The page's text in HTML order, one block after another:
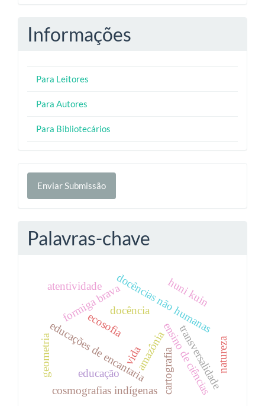
Informações
Para Leitores
Para Autores
Para Bibliotecários
Enviar
Submissão
Enviar Submissão
Palavras-chave
formiga brava
amazônia
educações de encantaria
docências não humanas
educação
docência
vida ensino de ciências
ecosofia transversalidade
cartografia
huni kuin
cosmografias indígenas
atentividade
natureza
geometria